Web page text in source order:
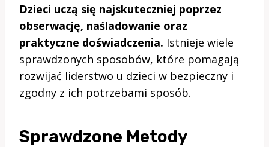
Dzieci uczą się najskuteczniej poprzez
obserwację, naśladowanie oraz
praktyczne doświadczenia. Istnieje wiele
sprawdzonych sposobów, które pomagają
rozwijać liderstwo u dzieci w bezpieczny i
zgodny z ich potrzebami sposób.
Sprawdzone Metody